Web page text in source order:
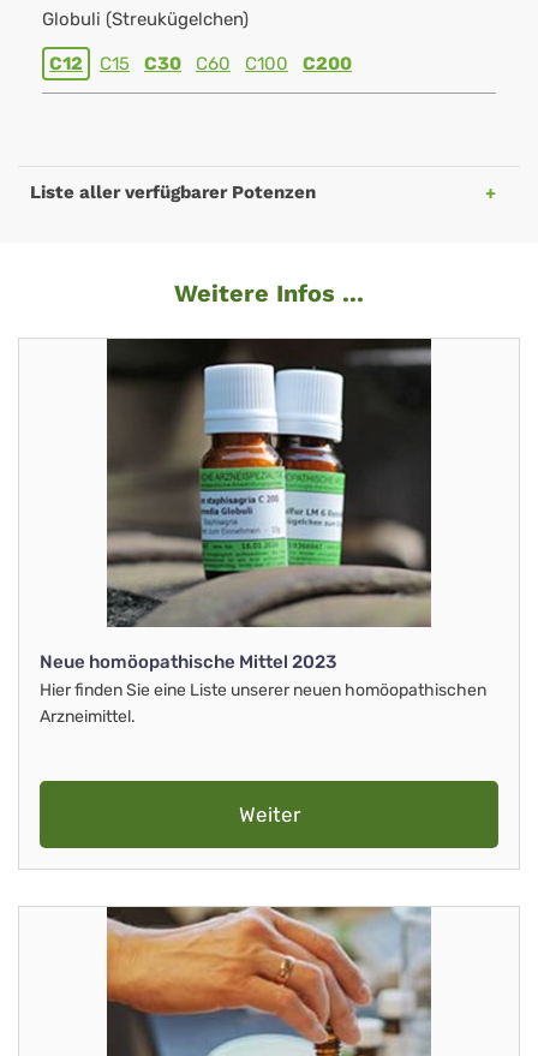
Globuli (Streukügelchen)
C12 C15 C30 C60 C100 C200
Liste aller verfügbarer Potenzen
Weitere Infos ...
Neue homöopathische Mittel 2023
Hier finden Sie eine Liste unserer neuen homöopathischen
Arzneimittel.
Weiter